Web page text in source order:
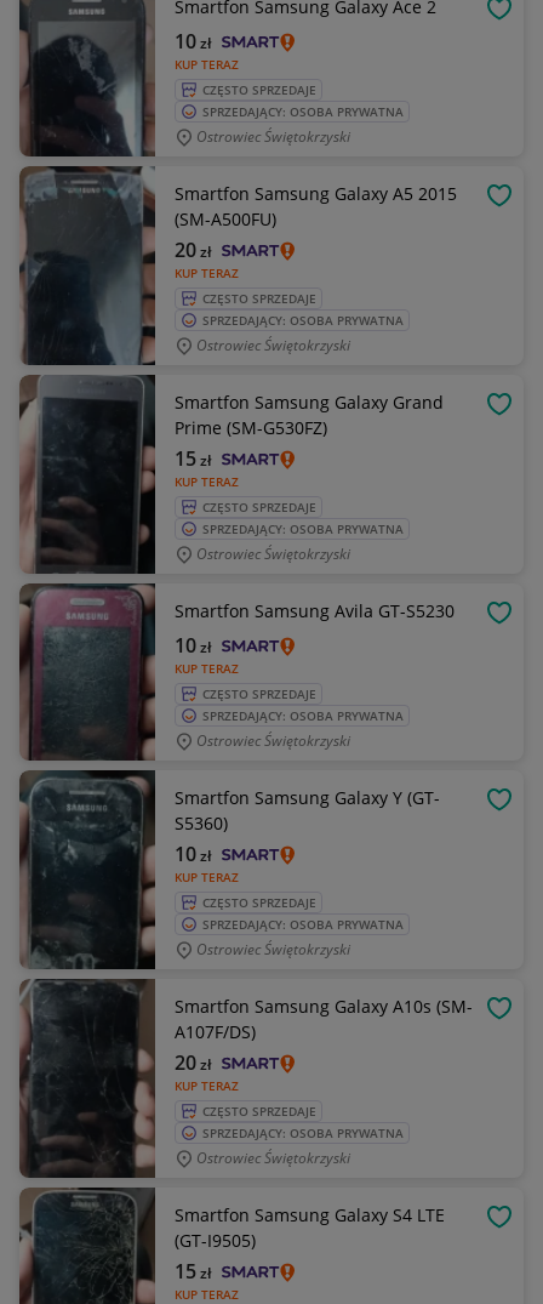
Smartfon Samsung Galaxy Ace 2
KUP TERAZ
10zł
CZĘSTO SPRZEDAJE
SPRZEDAJĄCY: OSOBA PRYWATNA
Ostrowiec Świętokrzyski
Smartfon Samsung Galaxy A5 2015
(SM-A500FU)
KUP TERAZ
20zł
CZĘSTO SPRZEDAJE
SPRZEDAJĄCY: OSOBA PRYWATNA
Ostrowiec Świętokrzyski
Smartfon Samsung Galaxy Grand
Prime (SM-G530FZ)
KUP TERAZ
15zł
CZĘSTO SPRZEDAJE
SPRZEDAJĄCY: OSOBA PRYWATNA
Ostrowiec Świętokrzyski
Smartfon Samsung Avila GT-S5230
KUP TERAZ
10zł
CZĘSTO SPRZEDAJE
SPRZEDAJĄCY: OSOBA PRYWATNA
Ostrowiec Świętokrzyski
Smartfon Samsung Galaxy Y (GT-
S5360)
KUP TERAZ
10zł
CZĘSTO SPRZEDAJE
SPRZEDAJĄCY: OSOBA PRYWATNA
Ostrowiec Świętokrzyski
Smartfon Samsung Galaxy A10s (SM-
A107F/DS)
KUP TERAZ
20zł
CZĘSTO SPRZEDAJE
SPRZEDAJĄCY: OSOBA PRYWATNA
Ostrowiec Świętokrzyski
Smartfon Samsung Galaxy S4 LTE
(GT-I9505)
KUP TERAZ
15zł